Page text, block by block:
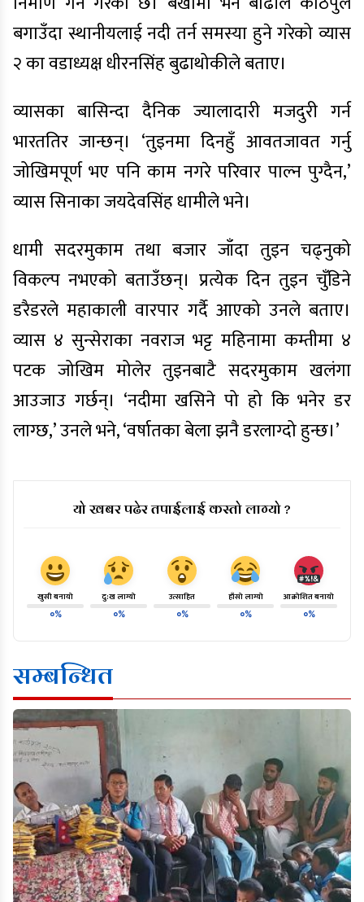
बगाउँदा स्थानीयलाई नदी तर्न समस्या हुने गरेको व्यास
२ का वडाध्यक्ष धीरनसिंह बुढाथोकीले बताए।
व्यासका बासिन्दा दैनिक ज्यालादारी मजदुरी गर्न
भारततिर जान्छन्। ‘तुइनमा दिनहुँ आवतजावत गर्नु
जोखिमपूर्ण भए पनि काम नगरे परिवार पाल्न पुग्दैन,’
व्यास सिनाका जयदेवसिंह धामीले भने।
धामी सदरमुकाम तथा बजार जाँदा तुइन चढ्नुको
विकल्प नभएको बताउँछन्। प्रत्येक दिन तुइन चुँडिने
डरैडरले महाकाली वारपार गर्दै आएको उनले बताए।
व्यास ४ सुन्सेराका नवराज भट्ट महिनामा कम्तीमा ४
पटक जोखिम मोलेर तुइनबाटै सदरमुकाम खलंगा
आउजाउ गर्छन्। ‘नदीमा खसिने पो हो कि भनेर डर
लाग्छ,’ उनले भने, ‘वर्षातका बेला झनै डरलाग्दो हुन्छ।’
यो खबर पढेर तपाईलाई कस्तो लाग्यो ?
खुसी बनायो
०%
दु:ख लाग्यो
०%
उत्साहित
०%
हाँसो लाग्यो
०%
आक्रोशित बनायो
०%
सम्बन्धित